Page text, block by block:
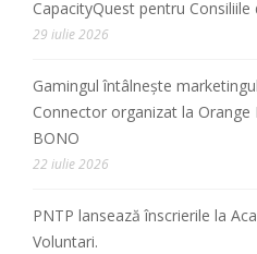
CapacityQuest pentru Consiliile
29 iulie 2026
Gamingul întâlnește
Connector organizat la Orange
BONO
22 iulie 2026
PNTP lansează înscrierile la
Voluntari.